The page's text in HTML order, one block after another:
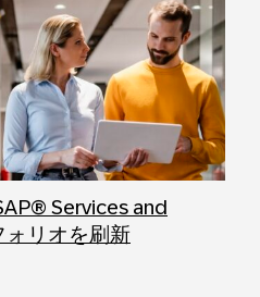
Services and
リオを刷新